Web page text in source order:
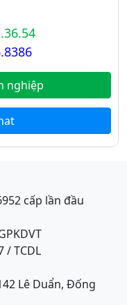
nghiệp
cấp lần đầu
/ TCDL
Lê Duẩn, Đống